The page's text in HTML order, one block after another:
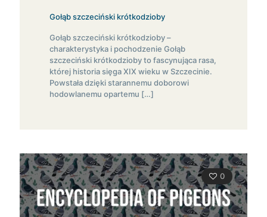
Gołąb szczeciński krótkodzioby
Gołąb szczeciński krótkodzioby –
charakterystyka i pochodzenie Gołąb
szczeciński krótkodzioby to fascynująca rasa,
której historia sięga XIX wieku w Szczecinie.
Powstała dzięki starannemu doborowi
hodowlanemu opartemu […]
0